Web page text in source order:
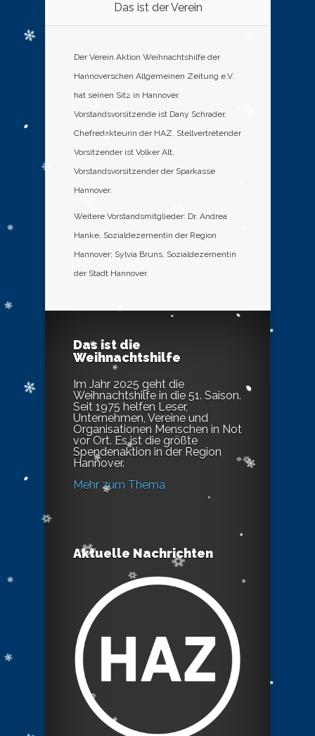
Das ist der Verein
Der Verein Aktion Weihnachtshilfe der
Hannoverschen Allgemeinen Zeitung e.V.
hat seinen Sitz in Hannover.
Vorstandsvorsitzende ist Dany Schrader,
Chefredakteurin der HAZ. Stellvertretender
Vorsitzender ist Volker Alt,
Vorstandsvorsitzender der Sparkasse
Hannover.
Weitere Vorstandsmitglieder: Dr. Andrea
Hanke, Sozialdezernentin der Region
Hannover; Sylvia Bruns, Sozialdezernentin
der Stadt Hannover.
Das ist die
Weihnachtshilfe
Im Jahr 2025 geht die
Weihnachtshilfe in die 51. Saison.
Seit 1975 helfen Leser,
Unternehmen, Vereine und
Organisationen Menschen in Not
vor Ort. Es ist die größte
Spendenaktion in der Region
Hannover.
Mehr zum Thema
Aktuelle Nachrichten